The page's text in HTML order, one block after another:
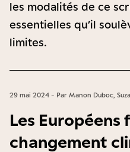
les modalités de ce
essentielles qu’il
limites.
29 mai 2024 - Par Manon Duboc,
Les Européens
changement